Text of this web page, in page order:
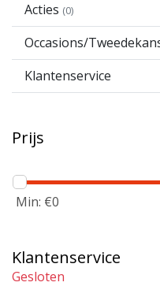
Acties (0)
Occasions/
Klantenservice
Prijs
Min: €0
Klantenservice
Gesloten